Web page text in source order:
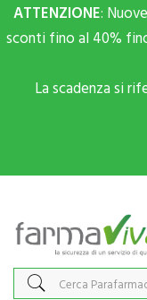
ATTENZIONE:
sconti fino al 40%
La scadenza si